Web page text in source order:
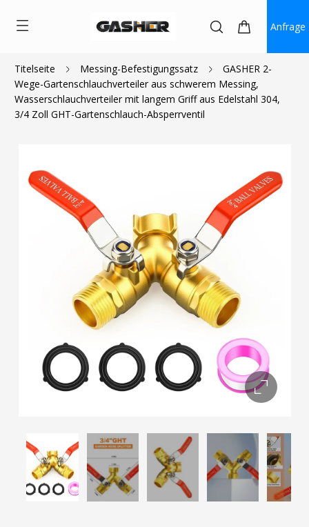
Anfrage
Titelseite Messing-Befestigungssatz
GASHER 2-
Wege-Gartenschlauchverteiler aus schwerem Messing,
Wasserschlauchverteiler mit langem Griff aus Edelstahl 304,
3/4 Zoll GHT-Gartenschlauch-Absperrventil
$24.99